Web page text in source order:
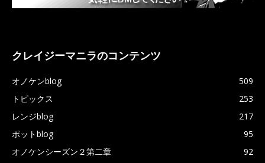
クレイジーマニラのコンテンツ
オノケンblog
509
トピックス
253
レンジblog
217
ポットblog
95
オノケンシーズン２第二章
92